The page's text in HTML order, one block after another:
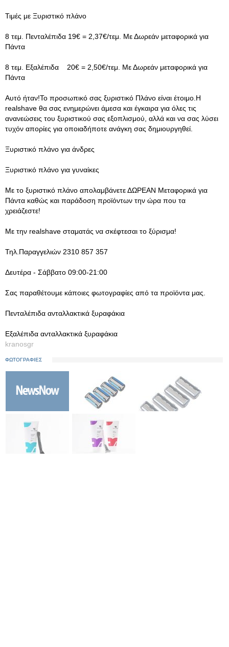
Τιμές με Ξυριστικό πλάνο
8 τεμ. Πενταλέπιδα 19€ = 2,37€/τεμ. Με Δωρεάν μεταφορικά για
Πάντα
8 τεμ. Εξαλέπιδα 20€ = 2,50€/τεμ. Με Δωρεάν μεταφορικά για
Πάντα
Αυτό ήταν!Το προσωπικό σας ξυριστικό Πλάνο είναι έτοιμο.Η
realshave θα σας ενημερώνει άμεσα και έγκαιρα για όλες τις
ανανεώσεις του ξυριστικού σας εξοπλισμού, αλλά και να σας λύσει
τυχόν απορίες για οποιαδήποτε ανάγκη σας δημιουργηθεί.
Ξυριστικό πλάνο για άνδρες
Ξυριστικό πλάνο για γυναίκες
Με το ξυριστικό πλάνο απολαμβάνετε ΔΩΡΕΑΝ Μεταφορικά για
Πάντα καθώς και παράδοση προϊόντων την ώρα που τα
χρειάζεστε!
Με την realshave σταματάς να σκέφτεσαι το ξύρισμα!
Τηλ.Παραγγελιών 2310 857 357
Δευτέρα - Σάββατο 09:00-21:00
Σας παραθέτουμε κάποιες φωτογραφίες από τα προϊόντα μας.
Πενταλέπιδα ανταλλακτικά ξυραφάκια
Εξαλέπιδα ανταλλακτικά ξυραφάκια
kranosgr
ΦΩΤΟΓΡΑΦΙΕΣ